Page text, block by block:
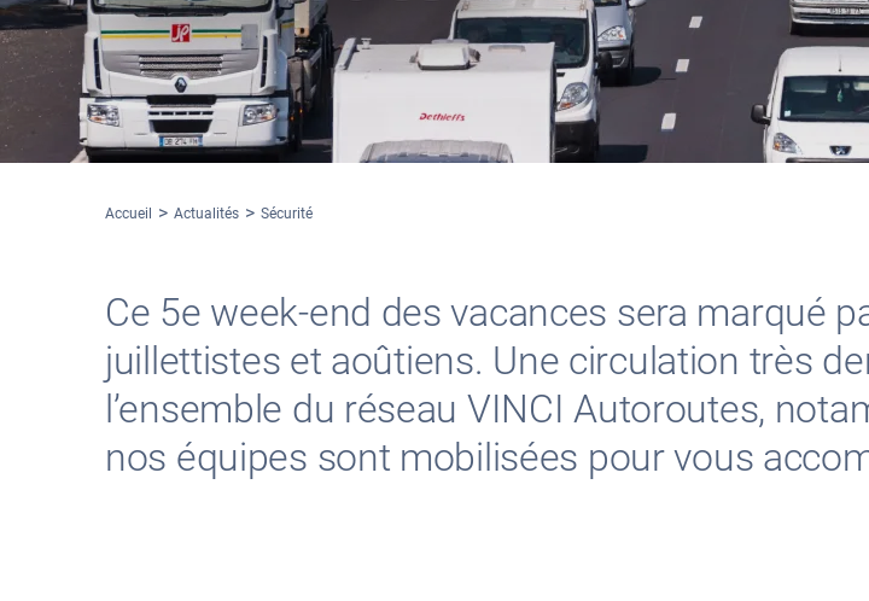
Accueil Actualités Sécurité
Ce 5e week-end des vacances sera marqué
juillettistes et aoûtiens. Une circulation très
l’ensemble du réseau VINCI Autoroutes,
nos équipes sont mobilisées pour vous